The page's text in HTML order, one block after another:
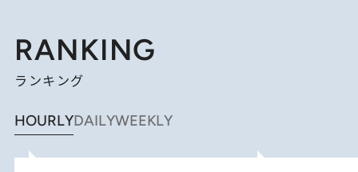
RANKING
ランキング
HOURLYDAILYWEEKLY